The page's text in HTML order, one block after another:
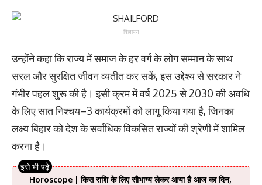
विज्ञापन
उन्होंने कहा कि राज्य में समाज के हर वर्ग के लोग सम्मान के साथ
सरल और सुरक्षित जीवन व्यतीत कर सकें, इस उद्देश्य से सरकार ने
गंभीर पहल शुरू की है। इसी क्रम में वर्ष 2025 से 2030 की अवधि
के लिए सात निश्चय–3 कार्यक्रमों को लागू किया गया है, जिनका
लक्ष्य बिहार को देश के सर्वाधिक विकसित राज्यों की श्रेणी में शामिल
करना है।
Horoscope | किस राशि के लिए सौभाग्य लेकर आया है आज का दिन,